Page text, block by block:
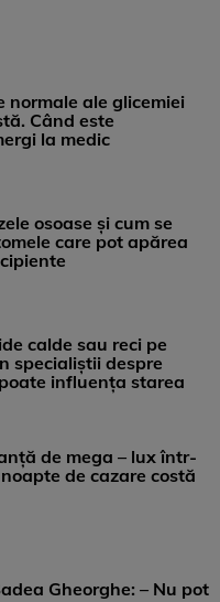
normale ale glicemiei
Când este
la medic
osoase și cum se
care pot apărea
calde sau reci pe
specialiștii despre
influența starea
de mega – lux într-
de cazare costă
Gheorghe: – Nu pot